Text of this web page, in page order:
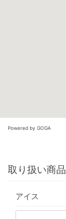
Powered by GOGA
取り扱い商品
アイス